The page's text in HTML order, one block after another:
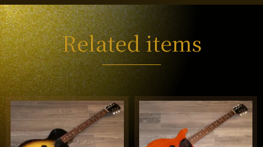
Related items